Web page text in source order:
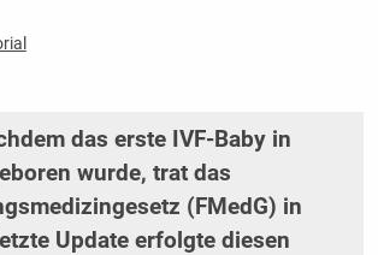
das erste IVF-Baby in
wurde, trat das
(FMedG) in
Update erfolgte diesen